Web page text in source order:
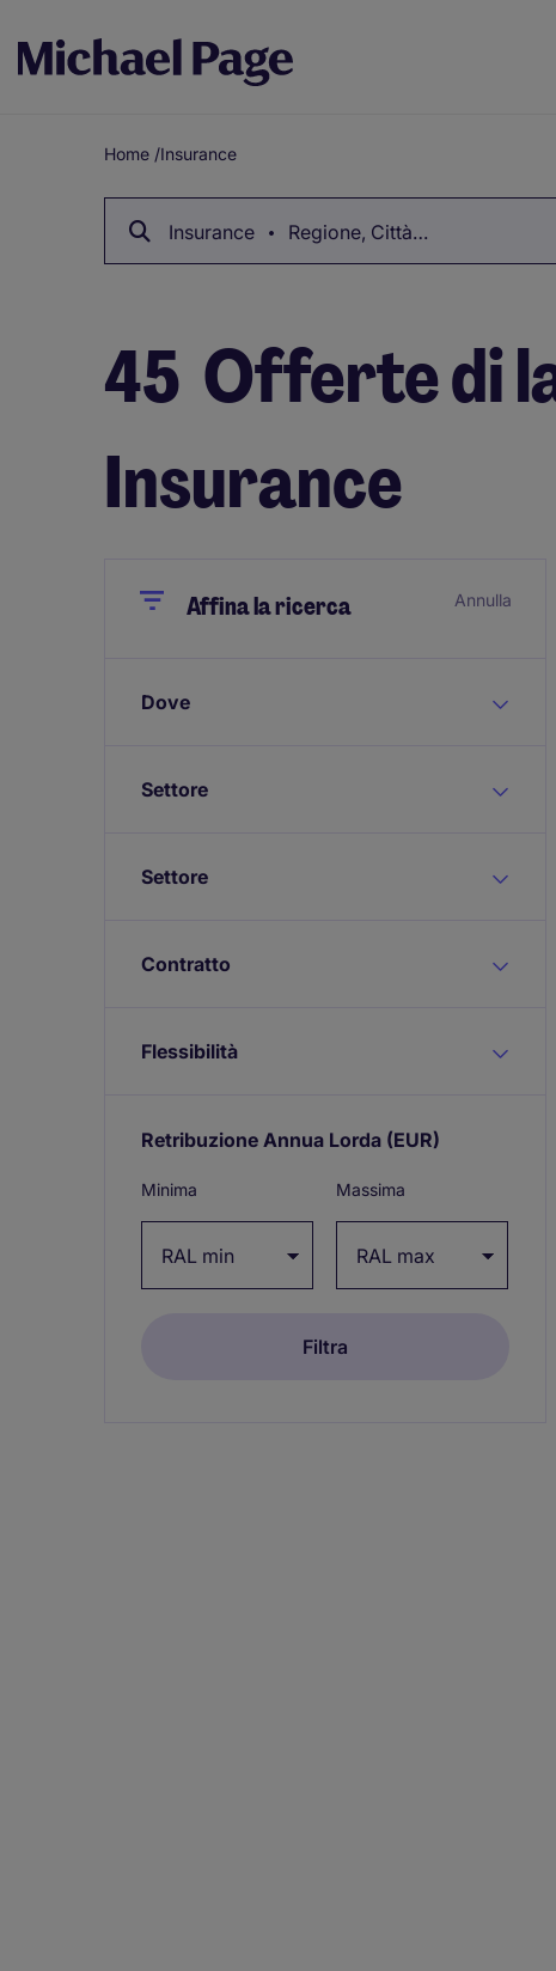
Breadcrumb
Home /Insurance
Insurance Regione, Città…
45 Offerte di
Insurance
CloseAffina la ricerca Annulla
Dove
Settore
Settore
Contratto
Flessibilità
Retribuzione Annua Lorda (EUR)
Minima Massima